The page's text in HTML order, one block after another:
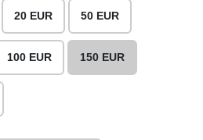
20 EUR 50 EUR
100 EUR 150 EUR